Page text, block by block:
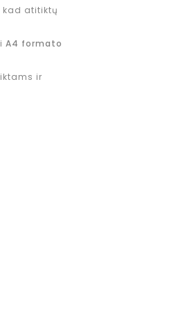
kad atitiktų
A4 formato
ir